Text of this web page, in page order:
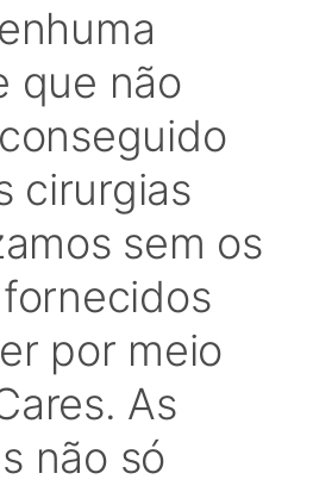
que não
cirurgias
sem os
por meio
As
não só